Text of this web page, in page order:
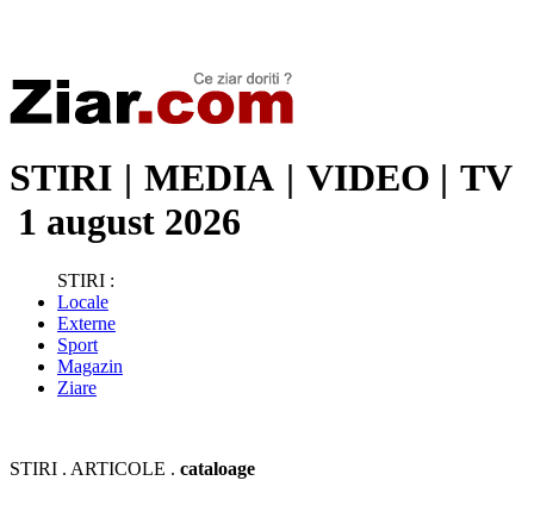
STIRI | MEDIA | VIDEO | TV
1 august 2026
STIRI :
Locale
Externe
Sport
Magazin
Ziare
STIRI . ARTICOLE . cataloage